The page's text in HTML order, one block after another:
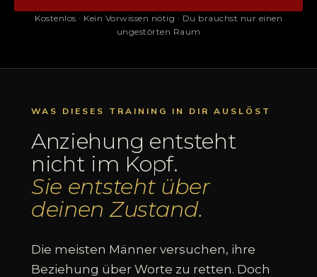
Kostenlos · Kein Vorwissen nötig · Du brauchst nur einen
ungestörten Raum
WAS DIESES TRAINING IN DIR AUSLÖST
Anziehung entsteht
nicht im Kopf.
Sie entsteht über
deinen Zustand.
Die meisten Männer versuchen, ihre
Beziehung über Worte zu retten. Doch